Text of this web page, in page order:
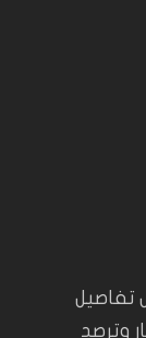
تفاصيل
وترصد